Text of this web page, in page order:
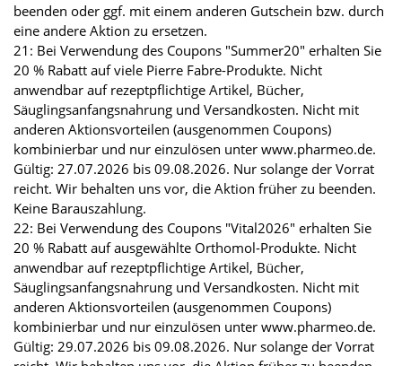
beenden oder ggf. mit einem anderen Gutschein bzw. durch
eine andere Aktion zu ersetzen.
21: Bei Verwendung des Coupons "Summer20" erhalten Sie
20 % Rabatt auf viele Pierre Fabre-Produkte. Nicht
anwendbar auf rezeptpflichtige Artikel, Bücher,
Säuglingsanfangsnahrung und Versandkosten. Nicht mit
anderen Aktionsvorteilen (ausgenommen Coupons)
kombinierbar und nur einzulösen unter www.pharmeo.de.
Gültig: 27.07.2026 bis 09.08.2026. Nur solange der Vorrat
reicht. Wir behalten uns vor, die Aktion früher zu beenden.
Keine Barauszahlung.
22: Bei Verwendung des Coupons "Vital2026" erhalten Sie
20 % Rabatt auf ausgewählte Orthomol-Produkte. Nicht
anwendbar auf rezeptpflichtige Artikel, Bücher,
Säuglingsanfangsnahrung und Versandkosten. Nicht mit
anderen Aktionsvorteilen (ausgenommen Coupons)
kombinierbar und nur einzulösen unter www.pharmeo.de.
Gültig: 29.07.2026 bis 09.08.2026. Nur solange der Vorrat